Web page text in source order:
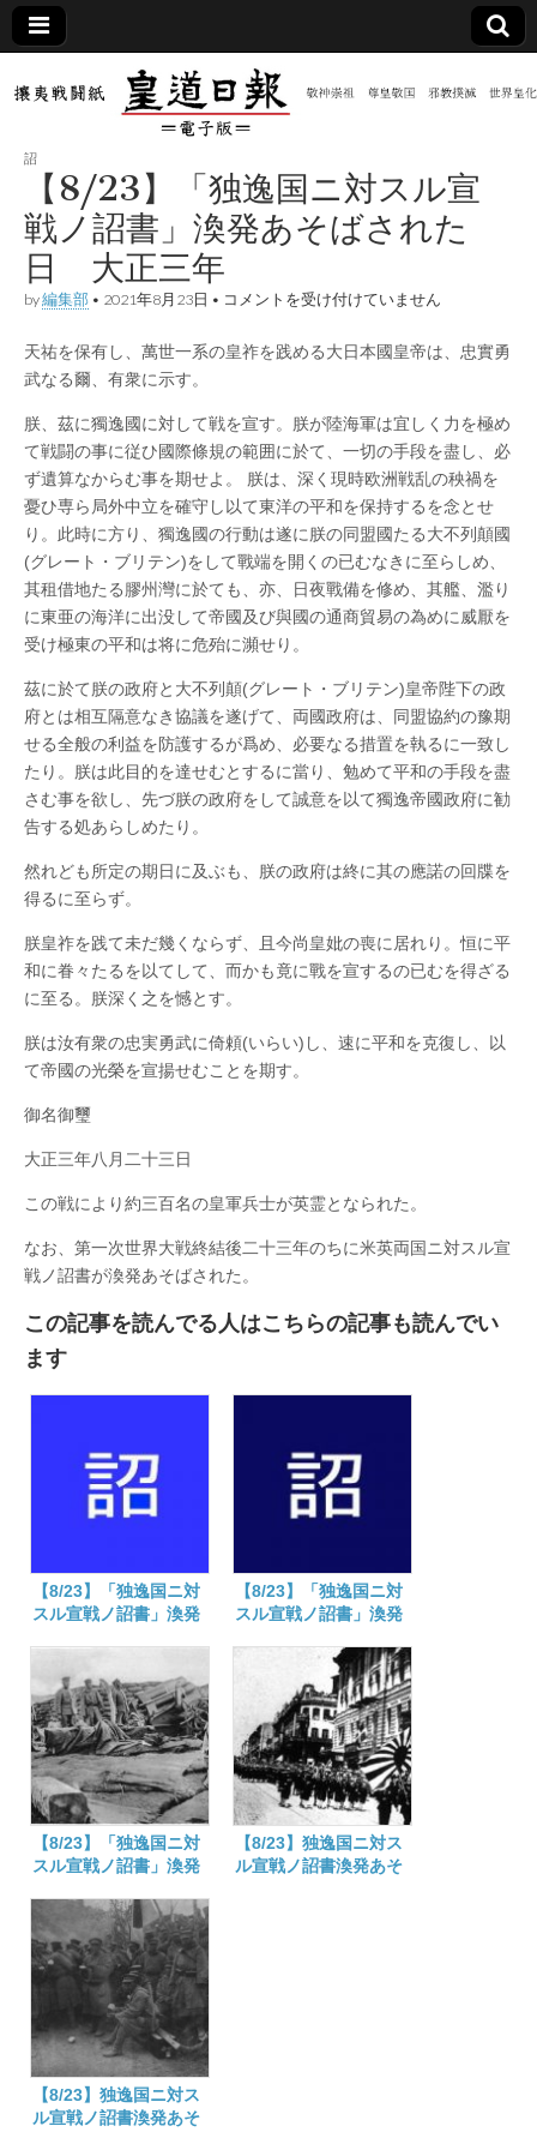
皇道
日報
（防
共新
聞）
電子
版
敬神
尊皇
｜昭
和八
年創
刊
皇道
実
践
攘夷
紙
詔
【8/23】「独逸国ニ対スル宣
戦ノ詔書」渙発あそばされた
日 大正三年
by編集部 • 2021年8月23日 • 【8/23】
国
ス
ル
宣
ノ
詔
書」
渙
発
あ
ば
さ
た
日
大
正
三
年
は
コメントを受け付けていません
天祐を保有し、萬世一系の皇祚を践める大日本國皇帝は、忠實勇
武なる爾、有衆に示す。
朕、茲に獨逸國に対して戦を宣す。朕が陸海軍は宜しく力を極め
て戦闘の事に従ひ國際條規の範囲に於て、一切の手段を盡し、必
ず遺算なからむ事を期せよ。 朕は、深く現時欧洲戦乱の秧禍を
憂ひ専ら局外中立を確守し以て東洋の平和を保持するを念とせ
り。此時に方り、獨逸國の行動は遂に朕の同盟國たる大不列顛國
(グレート・ブリテン)をして戰端を開くの已むなきに至らしめ、
其租借地たる膠州灣に於ても、亦、日夜戰備を修め、其艦、濫り
に東亜の海洋に出没して帝國及び與國の通商貿易の為めに威厭を
受け極東の平和は将に危殆に瀕せり。
茲に於て朕の政府と大不列顛(グレート・ブリテン)皇帝陛下の政
府とは相互隔意なき協議を遂げて、両國政府は、同盟協約の豫期
せる全般の利益を防護するが爲め、必要なる措置を執るに一致し
たり。朕は此目的を達せむとするに當り、勉めて平和の手段を盡
さむ事を欲し、先づ朕の政府をして誠意を以て獨逸帝國政府に勧
告する処あらしめたり。
然れども所定の期日に及ぶも、朕の政府は終に其の應諾の回牒を
得るに至らず。
朕皇祚を践て未だ幾くならず、且今尚皇妣の喪に居れり。恒に平
和に眷々たるを以てして、而かも竟に戰を宣するの已むを得ざる
に至る。朕深く之を憾とす。
朕は汝有衆の忠実勇武に倚頼(いらい)し、速に平和を克復し、以
て帝國の光榮を宣揚せむことを期す。
御名御璽
大正三年八月二十三日
この戦により約三百名の皇軍兵士が英霊となられた。
なお、第一次世界大戦終結後二十三年のちに米英両国ニ対スル宣
戦ノ詔書が渙発あそばされた。
この記事を読んでる人はこちらの記事も読んでい
ます
【8/23】「独逸国ニ対
スル宣戦ノ詔書」渙発
【8/23】「独逸国ニ対
スル宣戦ノ詔書」渙発
【8/23】「独逸国ニ対
スル宣戦ノ詔書」渙発
【8/23】独逸国ニ対ス
ル宣戦ノ詔書渙発あそ
【8/23】独逸国ニ対ス
ル宣戦ノ詔書渙発あそ